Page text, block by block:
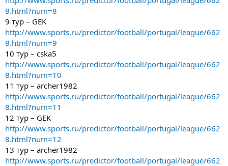
8.html?num=8
9 тур – GEK
http://www.sports.ru/predictor/football/portugal/league/662
8.html?num=9
10 тур – cska5
http://www.sports.ru/predictor/football/portugal/league/662
8.html?num=10
11 тур – archer1982
http://www.sports.ru/predictor/football/portugal/league/662
8.html?num=11
12 тур – GEK
http://www.sports.ru/predictor/football/portugal/league/662
8.html?num=12
13 тур – archer1982
http://www.sports.ru/predictor/football/portugal/league/662